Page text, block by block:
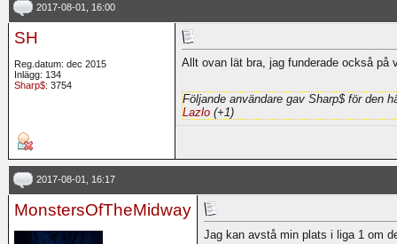
2017-08-01, 16:00
SH
Reg.datum: dec 2015
Inlägg: 134
Sharp$: 3754
Allt ovan lät bra, jag funderade också på
Följande användare gav Sharp$ för den
Lazlo (+1)
2017-08-01, 16:17
MonstersOfTheMidway
Jag kan avstå min plats i liga 1 om